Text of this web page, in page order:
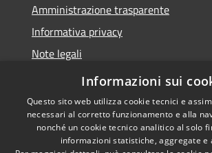
Amministrazione trasparente
Informativa privacy
Note legali
Dichiarazione di accessibilità
Copyright
Informazioni sui
Questo sito web utilizza cookie tecnici e
necessari al corretto funzionamento e alla
nonché un cookie tecnico analitico al solo
informazioni statistiche, aggregate e